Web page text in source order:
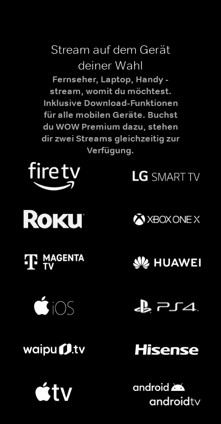
Stream auf dem Gerät
deiner Wahl
Fernseher, Laptop, Handy -
stream, womit du möchtest.
Inklusive Download-Funktionen
für alle mobilen Geräte. Buchst
du WOW Premium dazu, stehen
dir zwei Streams gleichzeitig zur
Verfügung.